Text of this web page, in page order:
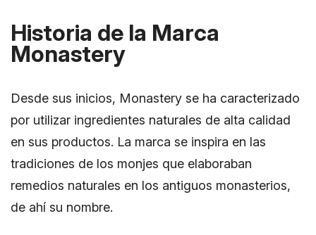
Historia de la Marca
Monastery
Desde sus inicios, Monastery se ha caracterizado
por utilizar ingredientes naturales de alta calidad
en sus productos. La marca se inspira en las
tradiciones de los monjes que elaboraban
remedios naturales en los antiguos monasterios,
de ahí su nombre.